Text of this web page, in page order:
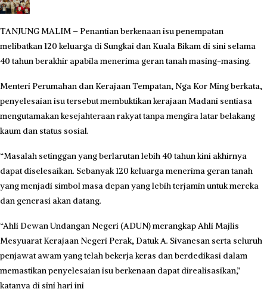
TANJUNG MALIM – Penantian berkenaan isu penempatan
melibatkan 120 keluarga di Sungkai dan Kuala Bikam di sini selama
40 tahun berakhir apabila menerima geran tanah masing-masing.
Menteri Perumahan dan Kerajaan Tempatan, Nga Kor Ming berkata,
penyelesaian isu tersebut membuktikan kerajaan Madani sentiasa
mengutamakan kesejahteraan rakyat tanpa mengira latar belakang
kaum dan status sosial.
“Masalah setinggan yang berlarutan lebih 40 tahun kini akhirnya
dapat diselesaikan. Sebanyak 120 keluarga menerima geran tanah
yang menjadi simbol masa depan yang lebih terjamin untuk mereka
dan generasi akan datang.
“Ahli Dewan Undangan Negeri (ADUN) merangkap Ahli Majlis
Mesyuarat Kerajaan Negeri Perak, Datuk A. Sivanesan serta seluruh
penjawat awam yang telah bekerja keras dan berdedikasi dalam
memastikan penyelesaian isu berkenaan dapat direalisasikan,”
katanya di sini hari ini